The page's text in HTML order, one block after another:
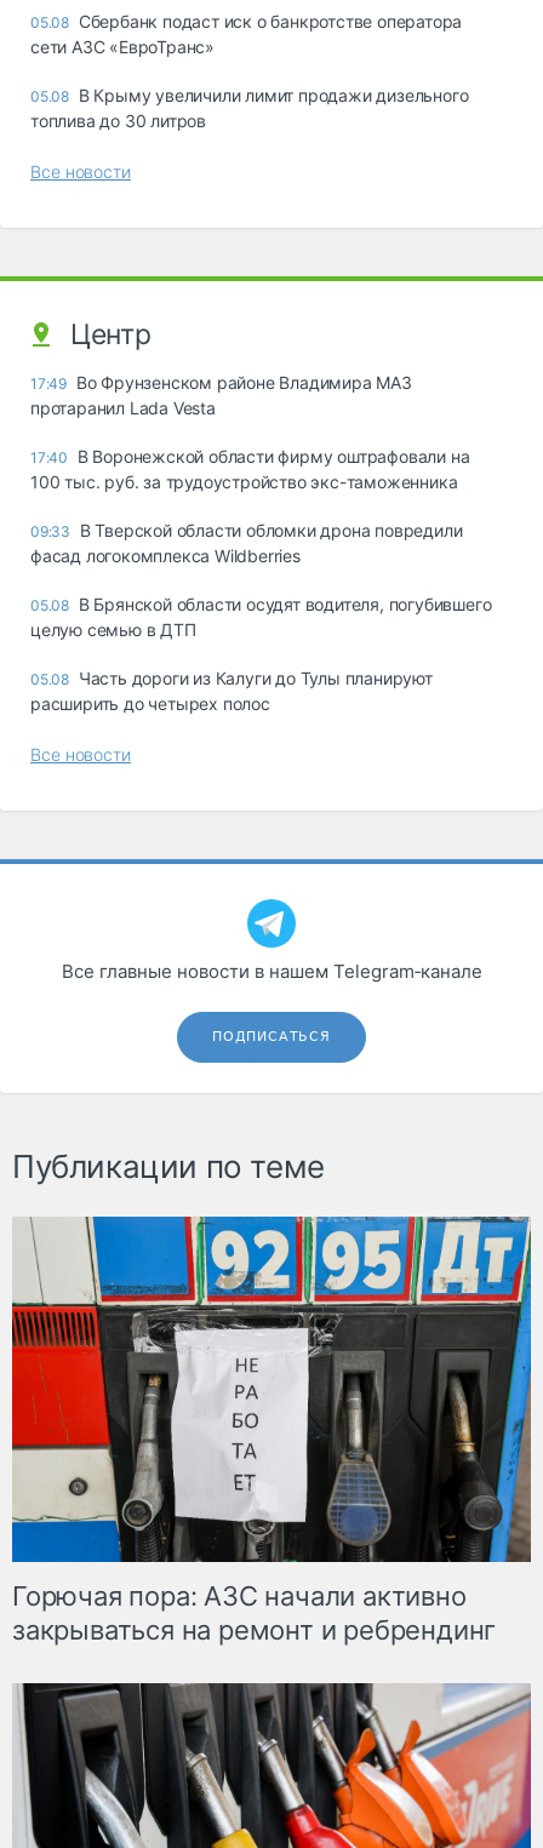
05.08 Сбербанк подаст иск о банкротстве оператора
сети АЗС «ЕвроТранс»
05.08 В Крыму увеличили лимит продажи дизельного
топлива до 30 литров
Все новости
Центр
17:49 Во Фрунзенском районе Владимира МАЗ
протаранил Lada Vesta
17:40
В Воронежской области фирму оштрафовали на
100 тыс. руб. за трудоустройство экс-таможенника
09:33
В Тверской области обломки дрона повредили
фасад логокомплекса Wildberries
05.08 В Брянской области осудят водителя, погубившего
целую семью в ДТП
05.08 Часть дороги из Калуги до Тулы планируют
расширить до четырех полос
Все новости
Все главные новости в нашем Telegram‑канале
ПОДПИСАТЬСЯ
Публикации по теме
Горючая пора: АЗС начали активно
закрываться на ремонт и ребрендинг